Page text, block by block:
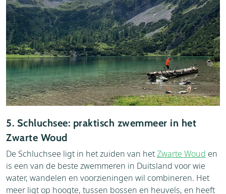
5. Schluchsee: praktisch zwemmeer in het
Zwarte Woud
De Schluchsee ligt in het zuiden van hetZwarte Woud en
is een van de beste zwemmeren in Duitsland voor wie
water, wandelen en voorzieningen wil combineren. Het
meer ligt op hoogte, tussen bossen en heuvels, en heeft